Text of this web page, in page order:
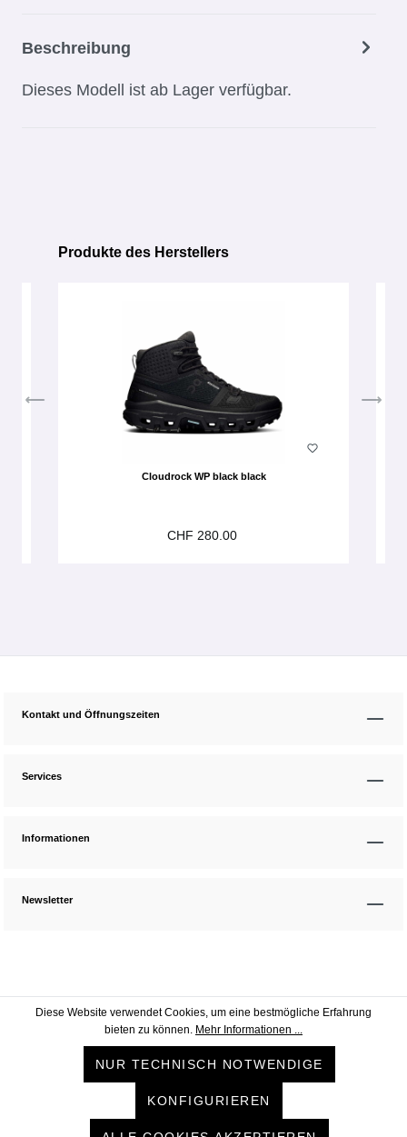
Beschreibung
Dieses Modell ist ab Lager verfügbar.
Produktgalerie überspringen
Produkte des Herstellers
Cloudrock WP black black
CHF 280.00
Kontakt und Öffnungszeiten
Services
Informationen
Newsletter
Diese Website verwendet Cookies, um eine bestmögliche Erfahrung
bieten zu können. Mehr Informationen ...
NUR TECHNISCH NOTWENDIGE
KONFIGURIEREN